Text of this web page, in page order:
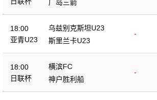
广岛三箭
18:00
亚青U23
乌兹别克斯坦U23
-
斯里兰卡U23
18:00
日联杯
横滨FC
-
神户胜利船